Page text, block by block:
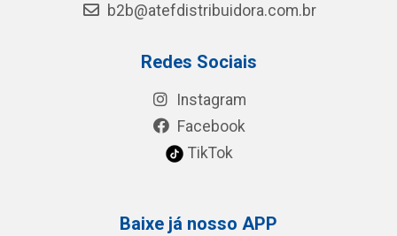
b2b@atefdistribuidora.com.br
Redes Sociais
Instagram
Facebook
TikTok
Baixe já nosso APP